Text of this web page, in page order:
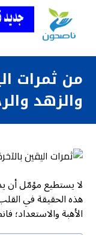
من ثمرات
والزهد
لا يستطيع مؤمّل أن
هذه الحقيقة في
الأهبة والاستعداد؛